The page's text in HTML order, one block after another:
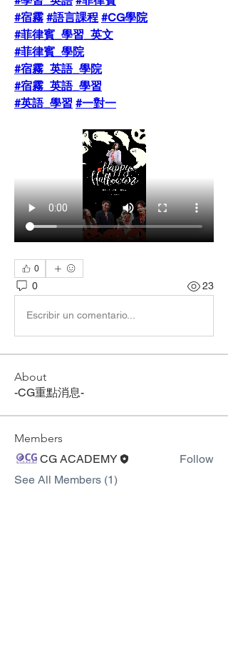
#宿霧 #語言課程 #CG學院
#菲律賓_學習_英文
#菲律賓_學院
#宿霧_英語_學院
#宿霧_英語_學習
#英語_學習 #一對一
0
0 23
Escribir un comentario...
About
-CG重點消息-
Members
CG ACADEMY
Follow
See All Members (1)